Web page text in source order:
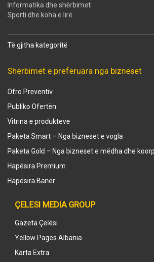
Informatika dhe shërbimet
Sporti dhe koha e lirë
Të gjitha kategoritë
Shërbimet e preferuara nga bizneset
Ofro Preventiv
Publiko Ofertën
Vitrina e produkteve
Paketa Smart – Nga bizneset e vogla
Paketa Gold – Nga bizneset e mëdha dhe
Hapësira Premium
Hapësira Baner
ÇELESI MEDIA GROUP
Gazeta Çelësi
Yellow Pages Albania
Karta Extra